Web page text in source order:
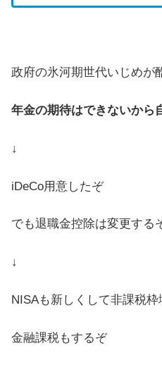
政府の氷河期世代いじめが
年金の期待はできないから
↓
iDeCo用意したぞ
でも退職金控除は変更する
↓
NISAも新しくして非課税
金融課税もするぞ